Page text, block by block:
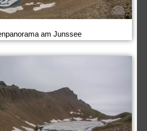
am Junssee